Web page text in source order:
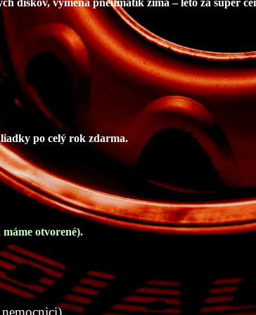
diskov, výmena pneumatík zima – leto za super
po celý rok zdarma.
otvorené).